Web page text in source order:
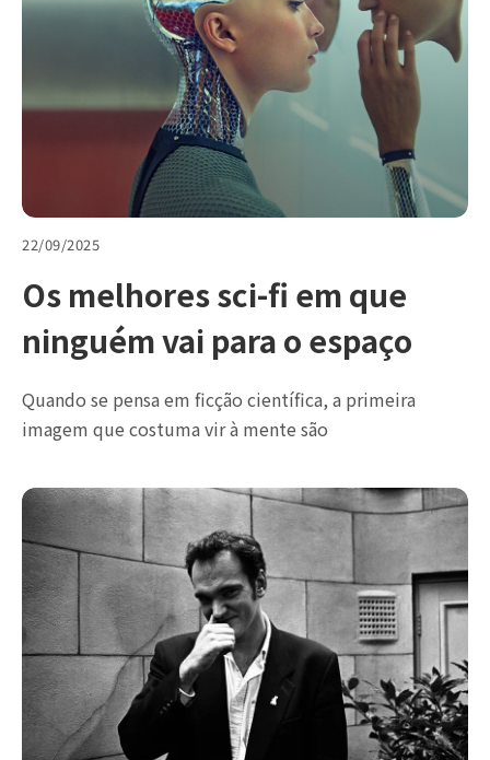
22/09/2025
Os melhores sci-fi em que
ninguém vai para o espaço
Quando se pensa em ficção científica, a primeira
imagem que costuma vir à mente são